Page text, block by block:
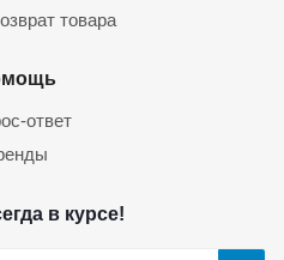
товара
ответ
в курсе!